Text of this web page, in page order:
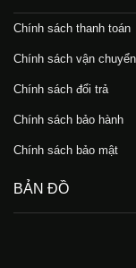
Chính sách thanh toán
Chính sách vận
Chính sách đổi trả
Chính sách bảo hành
Chính sách bảo mật
BẢN ĐỒ